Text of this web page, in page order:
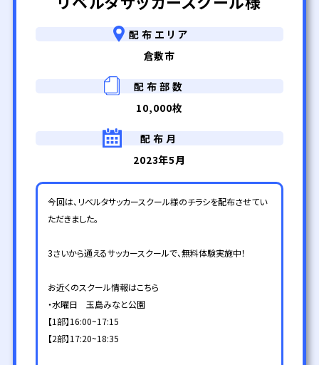
配布エリア
倉敷市
配布部数
10,000枚
配布月
2023年5月
今回は、リベルタサッカースクール様のチラシを配布させてい
ただきました。
3さいから通えるサッカースクールで、無料体験実施中！
お近くのスクール情報はこちら
・水曜日 玉島みなと公園
【1部】16:00~17:15
【2部】17:20~18:35